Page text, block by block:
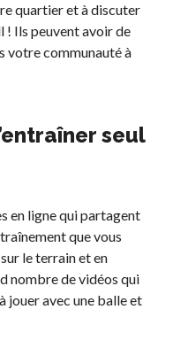
quartier et à discuter
! Ils peuvent avoir de
votre communauté à
seul
en ligne qui partagent
que vous
le terrain et en
nombre de vidéos qui
jouer avec une balle et